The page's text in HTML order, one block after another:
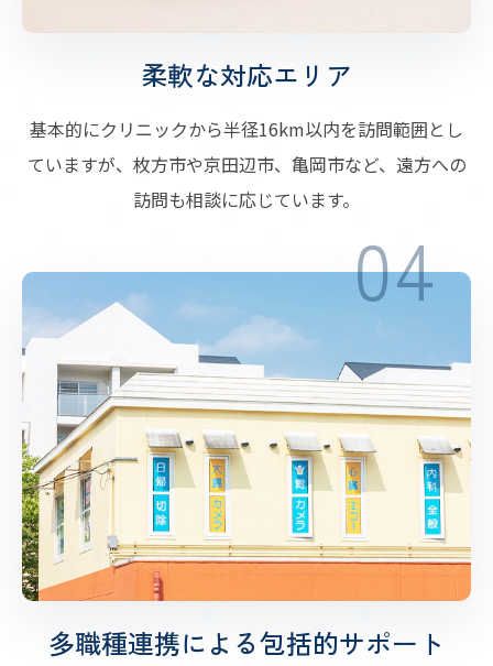
柔軟な対応エリア
基本的にクリニックから半径16km以内を訪問範囲とし
ていますが、枚方市や京田辺市、亀岡市など、遠方への
訪問も相談に応じています。
多職種連携による包括的サポート